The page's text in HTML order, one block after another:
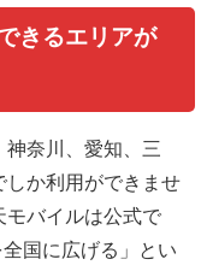
きるエリアが
奈川、愛知、三
しか利用ができませ
モバイルは公式で
国に広げる」とい